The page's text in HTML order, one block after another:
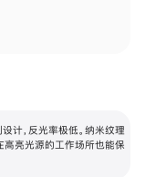
计，反光率极低。纳米纹理
高亮光源的工作场所也能保